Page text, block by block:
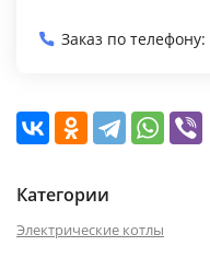
Заказ по телефону:
Категории
Электрические котлы